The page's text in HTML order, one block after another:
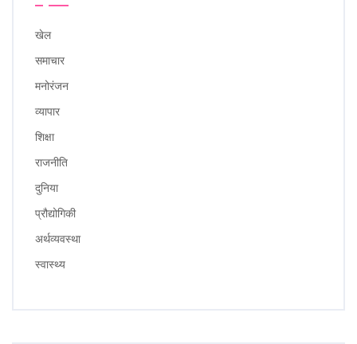
खेल
समाचार
मनोरंजन
व्यापार
शिक्षा
राजनीति
दुनिया
प्रौद्योगिकी
अर्थव्यवस्था
स्वास्थ्य